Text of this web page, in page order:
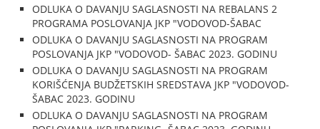
ODLUKA O DAVANJU SAGLASNOSTI NA REBALANS 2
PROGRAMA POSLOVANJA JKP "VODOVOD-ŠABAC
ODLUKA O DAVANJU SAGLASNOSTI NA PROGRAM
POSLOVANJA JKP "VODOVOD- ŠABAC 2023. GODINU
ODLUKA O DAVANJU SAGLASNOSTI NA PROGRAM
KORIŠĆENJA BUDŽETSKIH SREDSTAVA JKP "VODOVOD-
ŠABAC 2023. GODINU
ODLUKA O DAVANJU SAGLASNOSTI NA PROGRAM